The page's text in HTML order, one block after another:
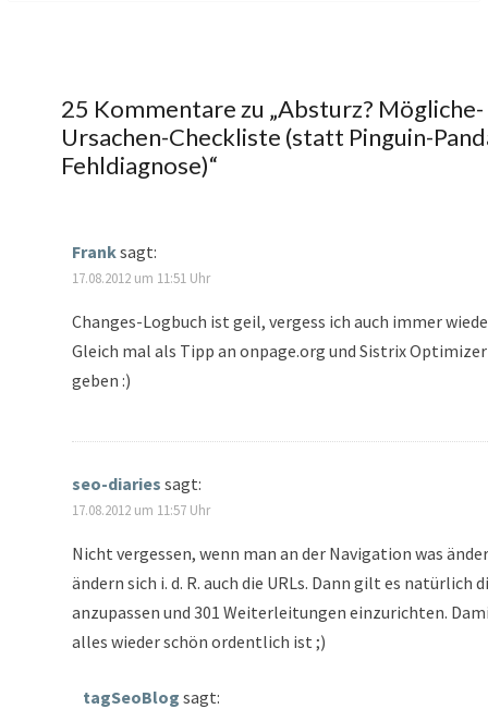
25 Kommentare zu „Absturz? Mögliche-
Ursachen-Checkliste (statt Pinguin-
Fehldiagnose)“
Franksagt:
17.08.2012 um 11:51 Uhr
Changes-Logbuch ist geil, vergess ich auch immer
Gleich mal als Tipp an onpage.org und Sistrix Optimizer
geben :)
seo-diaries sagt:
17.08.2012 um 11:57 Uhr
Nicht vergessen, wenn man an der Navigation was
ändern sich i. d. R. auch die URLs. Dann gilt es natürlich
anzupassen und 301 Weiterleitungen einzurichten.
alles wieder schön ordentlich ist ;)
tagSeoBlog sagt: